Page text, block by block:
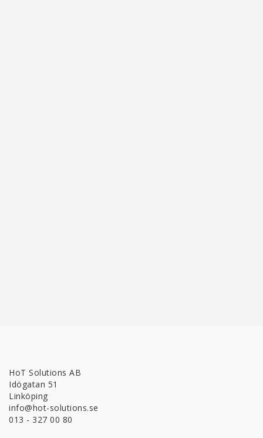
HoT Solutions AB
Idögatan 51
Linköping
info@hot-solutions.se
013 - 327 00 80